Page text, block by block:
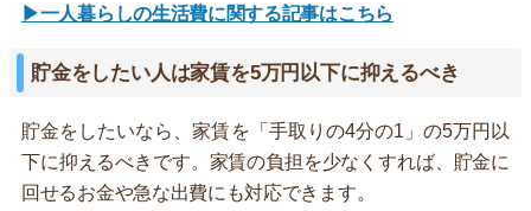
▶一人暮らしの生活費に関する記事はこちら
貯金をしたい人は家賃を5万円以下に抑えるべき
貯金をしたいなら、家賃を「手取りの4分の1」の5万円以
下に抑えるべきです。家賃の負担を少なくすれば、貯金に
回せるお金や急な出費にも対応できます。